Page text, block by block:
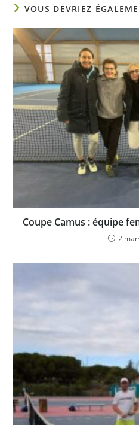
VOUS DEVRIEZ
Coupe Camus : équipe
2